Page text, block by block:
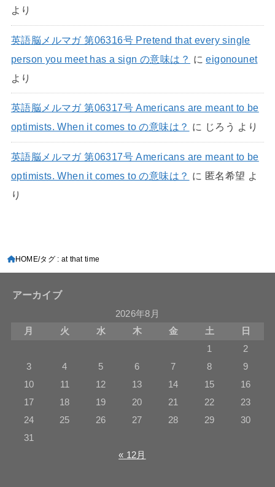
より
英語脳メルマガ 第06316号 Pretend that every single
person you meet has a sign の意味は？ にeigonounet
より
英語脳メルマガ 第06317号 Americans are meant to be
optimists. When it comes to の意味は？ に じろう より
英語脳メルマガ 第06317号 Americans are meant to be
optimists. When it comes to の意味は？ に 匿名希望 よ
り
HOME タグ : at that time
アーカイブ
2026年8月
月
火 水 木 金 土
日
1
2
3
4 5 6 7 8
9
10
11 12 13 14 15
16
17
18 19 20 21 22
23
24
25 26 27 28 29
30
31
« 12月